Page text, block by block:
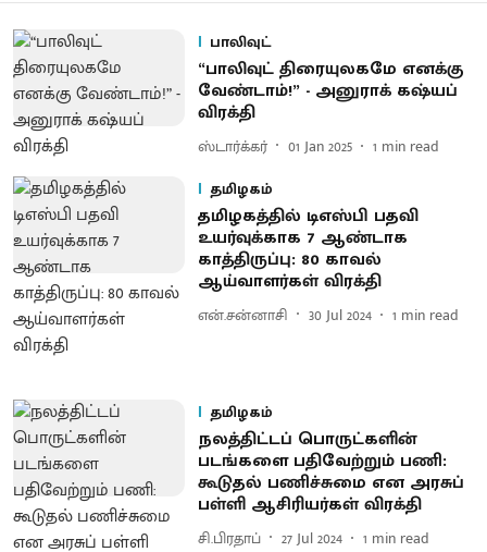
பாலிவுட்
“பாலிவுட் திரையுலகமே எனக்கு
வேண்டாம்!” - அனுராக் கஷ்யப்
விரக்தி
ஸ்டார்க்கர் 01 Jan 2025 1 min read
தமிழகம்
தமிழகத்தில் டிஎஸ்பி பதவி
உயர்வுக்காக 7 ஆண்டாக
காத்திருப்பு: 80 காவல்
ஆய்வாளர்கள் விரக்தி
என்.சன்னாசி 30 Jul 2024 1 min read
தமிழகம்
நலத்திட்டப் பொருட்களின்
படங்களை பதிவேற்றும் பணி:
கூடுதல் பணிச்சுமை என அரசுப்
பள்ளி ஆசிரியர்கள் விரக்தி
சி.பிரதாப் 27 Jul 2024 1 min read